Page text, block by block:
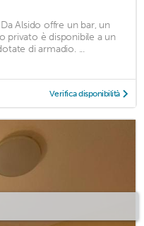
Alsido offre un bar, un
privato è disponibile a un
di armadio. ...
Verifica disponibilità